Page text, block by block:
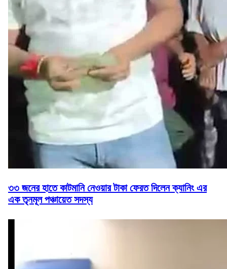
৩৩ জনের হাতে কাটমানি নেওয়ার টাকা ফেরত দিলেন ক্যানিং এর
এক তৃনমূল পঞ্চায়েত সদস্য